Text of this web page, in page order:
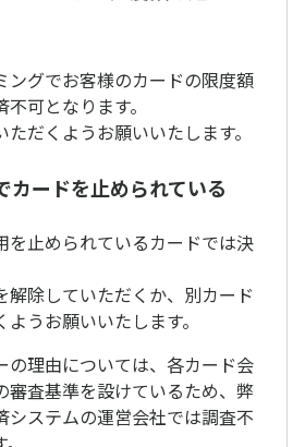
ングでお客様のカードの限度額
可となります。
だくようお願いいたします。
カードを止められている
を止められているカードでは決
解除していただくか、別カード
うお願いいたします。
の理由については、各カード会
審査基準を設けているため、弊
システムの運営会社では調査不